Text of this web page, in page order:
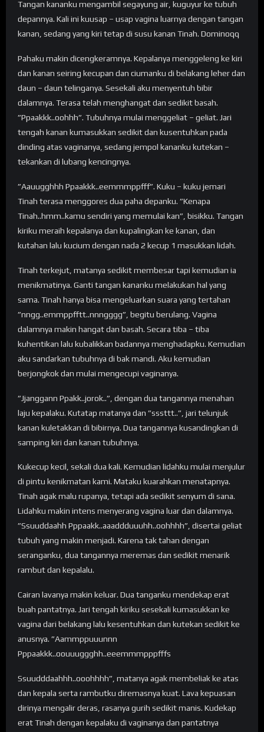
Tangan kananku mengambil segayung air, kuguyur ke tubuh
depannya. Kali ini kuusap – usap vagina luarnya dengan tangan
kanan, sedang yang kiri tetap di susu kanan Tinah. Dominoqq
Pahaku makin dicengkeramnya. Kepalanya menggeleng ke kiri
dan kanan seiring kecupan dan ciumanku di belakang leher dan
daun – daun telinganya. Sesekali aku menyentuh bibir
dalamnya. Terasa telah menghangat dan sedikit basah.
”Ppaakkk..oohhh”. Tubuhnya mulai menggeliat – geliat. Jari
tengah kanan kumasukkan sedikit dan kusentuhkan pada
dinding atas vaginanya, sedang jempol kananku kutekan –
tekankan di lubang kencingnya.
”Aauugghhh Ppaakkk..eemmmppfff”. Kuku – kuku jemari
Tinah terasa menggores dua paha depanku. ”Kenapa
Tinah..hmm..kamu sendiri yang memulai kan”, bisikku. Tangan
kiriku meraih kepalanya dan kupalingkan ke kanan, dan
kutahan lalu kucium dengan nada 2 kecup 1 masukkan lidah.
Tinah terkejut, matanya sedikit membesar tapi kemudian ia
menikmatinya. Ganti tangan kananku melakukan hal yang
sama. Tinah hanya bisa mengeluarkan suara yang tertahan
”nngg..emmppfftt..nnngggg”, begitu berulang. Vagina
dalamnya makin hangat dan basah. Secara tiba – tiba
kuhentikan lalu kubalikkan badannya menghadapku. Kemudian
aku sandarkan tubuhnya di bak mandi. Aku kemudian
berjongkok dan mulai mengecupi vaginanya.
”Jjanggann Ppakk..jorok..”, dengan dua tangannya menahan
laju kepalaku. Kutatap matanya dan ”sssttt..”, jari telunjuk
kanan kuletakkan di bibirnya. Dua tangannya kusandingkan di
samping kiri dan kanan tubuhnya.
Kukecup kecil, sekali dua kali. Kemudian lidahku mulai menjulur
di pintu kenikmatan kami. Mataku kuarahkan menatapnya.
Tinah agak malu rupanya, tetapi ada sedikit senyum di sana.
Lidahku makin intens menyerang vagina luar dan dalamnya.
”Ssuuddaahh Pppaakk..aaaddduuuhh..oohhhh”, disertai geliat
tubuh yang makin menjadi. Karena tak tahan dengan
seranganku, dua tangannya meremas dan sedikit menarik
rambut dan kepalalu.
Cairan lavanya makin keluar. Dua tanganku mendekap erat
buah pantatnya. Jari tengah kiriku sesekali kumasukkan ke
vagina dari belakang lalu kesentuhkan dan kutekan sedikit ke
anusnya. ”Aammppuuunnn
Pppaakkk..oouuuggghh..eeemmmpppfffs
Ssuudddaahhh..ooohhhh”, matanya agak membeliak ke atas
dan kepala serta rambutku diremasnya kuat. Lava kepuasan
dirinya mengalir deras, rasanya gurih sedikit manis. Kudekap
erat Tinah dengan kepalaku di vaginanya dan pantatnya